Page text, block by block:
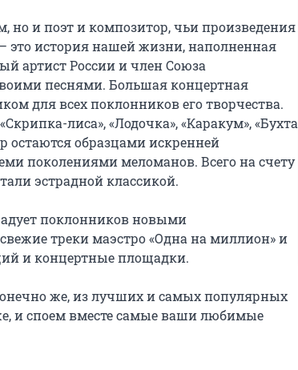
но и поэт и композитор, чьи произведения
это история нашей жизни, наполненная
артист России и член Союза
песнями. Большая концертная
для всех поклонников его творчества.
лиса», «Лодочка», «Каракум», «Бухта
остаются образцами искренней
поколениями меломанов. Всего на счету
эстрадной классикой.
поклонников новыми
треки маэстро «Одна на миллион» и
и концертные площадки.
же, из лучших и самых популярных
и споем вместе самые ваши любимые